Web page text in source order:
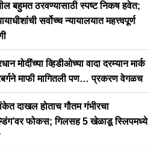
बहुमत ठरवण्यासाठी स्पष्ट निकष हवेत;
सर्वोच्च न्यायालयात महत्त्वपूर्ण
मोदींच्या व्हिडीओच्या वादा दरम्यान मार्क
माफी मागितली पण… प्रकरण वेगळच
दाखल होताच गौतम गंभीरचा
फोकस; गिलसह 5 खेळाडू स्लिपमध्ये